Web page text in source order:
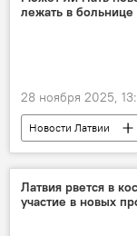
лежать в
28 ноября 2025,
Новости Латвии
Рижская Восточная
Клиническая
Минздрав Латвии
Латвия рвется в
участие в новых